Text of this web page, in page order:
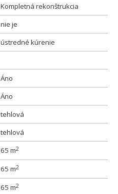
Kompletná rekonštrukcia
nie je
ústredné kúrenie
Áno
Áno
tehlová
tehlová
65 m2
65 m2
65 m2